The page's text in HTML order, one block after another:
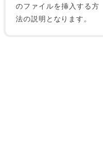
のファイルを挿入する方
法の説明となります。